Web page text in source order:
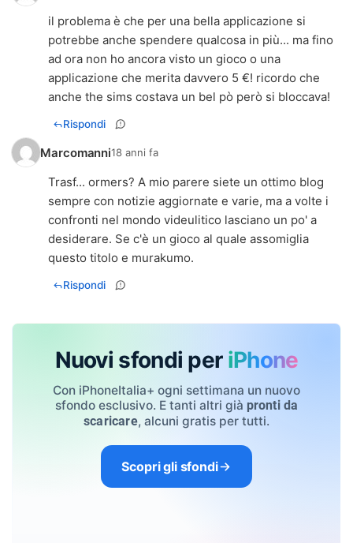
il problema è che per una bella applicazione si
potrebbe anche spendere qualcosa in più... ma fino
ad ora non ho ancora visto un gioco o una
applicazione che merita davvero 5 €! ricordo che
anche the sims costava un bel pò però si bloccava!
Rispondi
Marcomanni18 anni fa
Trasf... ormers? A mio parere siete un ottimo blog
sempre con notizie aggiornate e varie, ma a volte i
confronti nel mondo videulitico lasciano un po' a
desiderare. Se c'è un gioco al quale assomiglia
questo titolo e murakumo.
Rispondi
Nuovi sfondi per iPhone
Con iPhoneItalia+ ogni settimana un nuovo
sfondo esclusivo. E tanti altri già pronti da
scaricare, alcuni gratis per tutti.
Scopri gli sfondi